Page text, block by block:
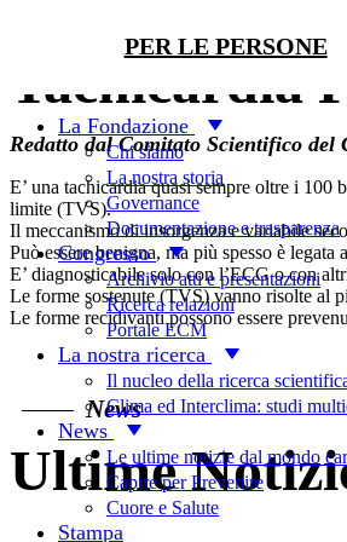
PER LE PERSONE
La Fondazione
Chi siamo
La nostra storia
Governance
Documentazione e trasparenza
Congresso
Archivio atti e presentazioni
Ricerca relazioni
Portale ECM
La nostra ricerca
Il nucleo della ricerca
Clima ed Interclima: studi
News
Le ultime notizie dal mondo
Capire per Prevenire
Cuore e Salute
Stampa
Tachicardia
Redatto dal Comitato Scientifico del
E’ una tachicardia quasi sempre oltre i
limite (TVS).
Il meccanismo di insorgenza e variabile
Può essere benigna, ma più spesso è
E’ diagnosticabile solo con l’ECG o con
Le forme sostenute (TVS) vanno risolte al
Le forme recidivanti possono essere
News
Ultime